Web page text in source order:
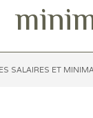
SALAIRES ET